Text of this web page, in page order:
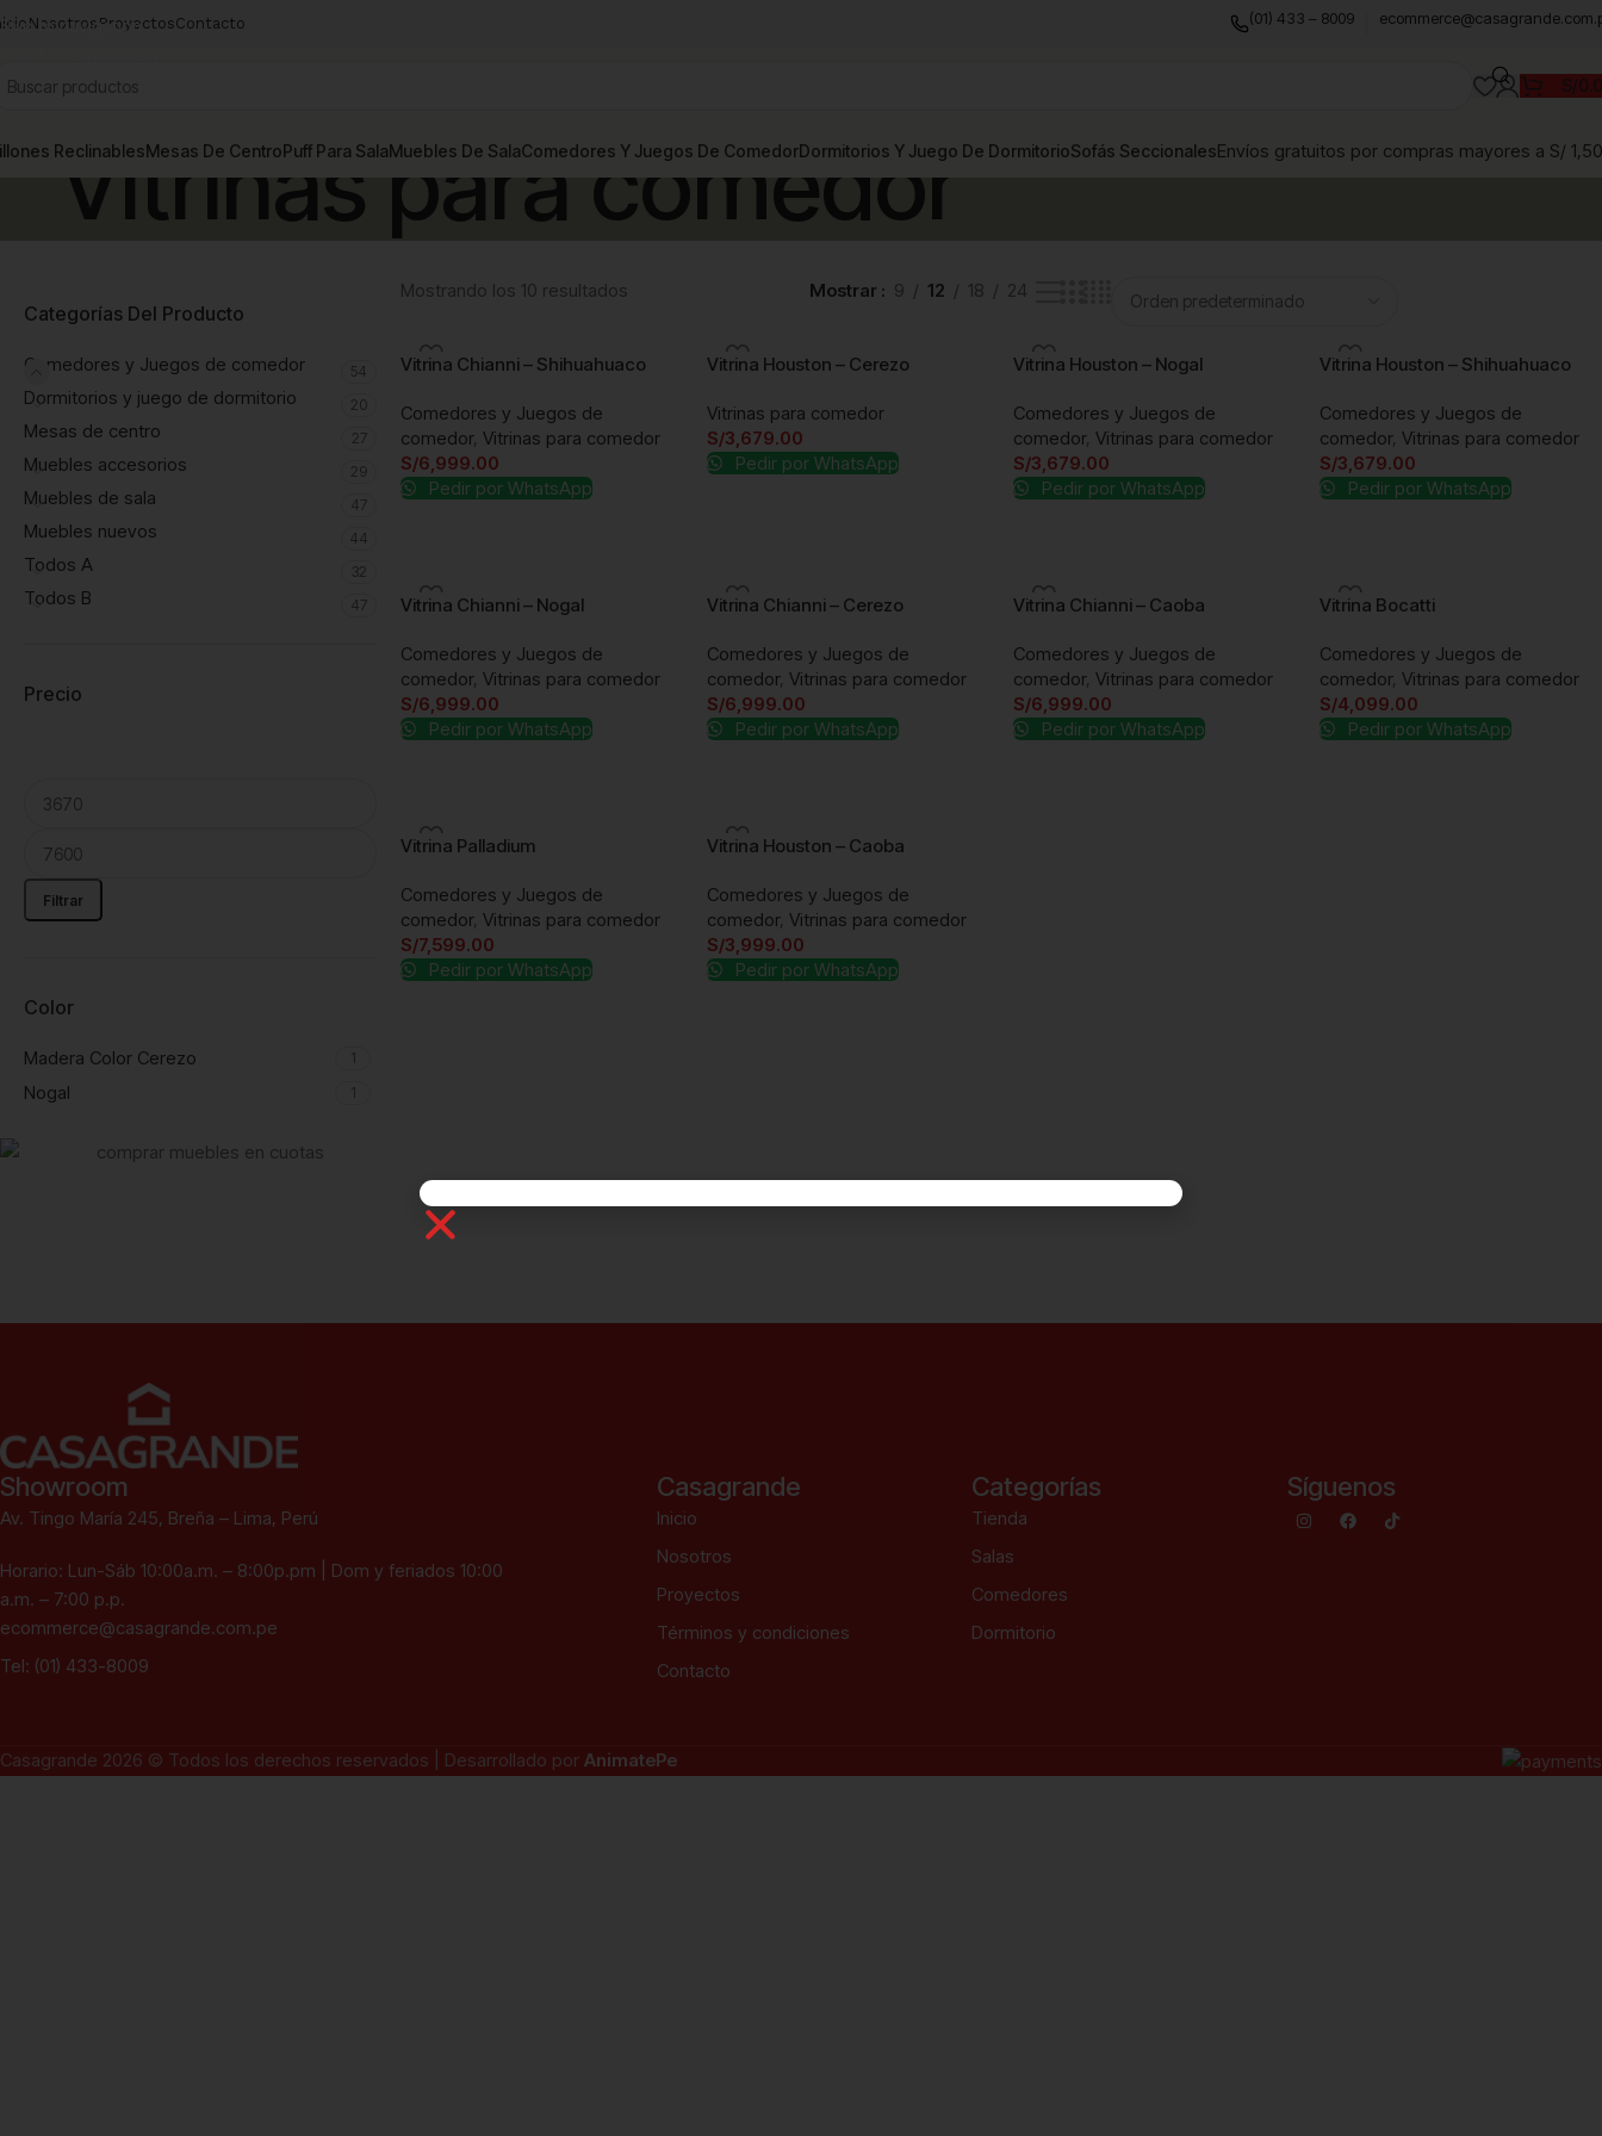
Skip to navigation
Nosotros ProyectosContacto (01) 433 – 8009
S/
ReclinablesMesas De CentroPuff Para SalaMuebles De SalaComedores Y Juegos De ComedorDormitorios Y Juego De DormitorioSofás SeccionalesEnvíos gratuitos por compras mayores a S/
Vitrinas para comedor
Categorías Del Producto
Comedores y Juegos de comedor 54
Dormitorios y juego de dormitorio 20
Mesas de centro 27
Muebles accesorios 29
Muebles de sala 47
Muebles nuevos 44
Todos A 32
Todos B 47
Precio
Filtrar
Color
Madera Color Cerezo 1
Nogal 1
Mostrando los 10 resultados Mostrar 9 12 18 24
Vitrina Chianni – Shihuahuaco
Comedores y Juegos de
comedor, Vitrinas para comedor
S/6,999.00
Pedir por WhatsApp
Vitrina Houston – Cerezo
Vitrinas para comedor
S/3,679.00
Pedir por WhatsApp
Vitrina Houston – Nogal
Comedores y Juegos de
comedor, Vitrinas para comedor
S/3,679.00
Pedir por WhatsApp
Vitrina Houston – Shihuahuaco
Comedores y Juegos de
comedor, Vitrinas para comedor
S/3,679.00
Pedir por WhatsApp
Vitrina Chianni – Nogal
Comedores y Juegos de
comedor, Vitrinas para comedor
S/6,999.00
Pedir por WhatsApp
Vitrina Chianni – Cerezo
Comedores y Juegos de
comedor, Vitrinas para comedor
S/6,999.00
Pedir por WhatsApp
Vitrina Chianni – Caoba
Comedores y Juegos de
comedor, Vitrinas para comedor
S/6,999.00
Pedir por WhatsApp
Vitrina Bocatti
Comedores y Juegos de
comedor, Vitrinas para comedor
S/4,099.00
Pedir por WhatsApp
Vitrina Palladium
Comedores y Juegos de
comedor, Vitrinas para comedor
S/7,599.00
Pedir por WhatsApp
Vitrina Houston – Caoba
Comedores y Juegos de
comedor, Vitrinas para comedor
S/3,999.00
Pedir por WhatsApp
Showroom
Av. Tingo María 245, Breña – Lima, Perú
Horario: Lun-Sáb 10:00a.m. – 8:00p.pm | Dom y feriados 10:00
a.m. – 7:00 p.p.
ecommerce@casagrande.com.pe
Tel: (01) 433-8009
Casagrande
Inicio
Nosotros
Proyectos
Términos y condiciones
Contacto
Categorías
Tienda
Salas
Comedores
Dormitorio
Síguenos
Casagrande 2026 © Todos los derechos reservados | Desarrollado por AnimatePe